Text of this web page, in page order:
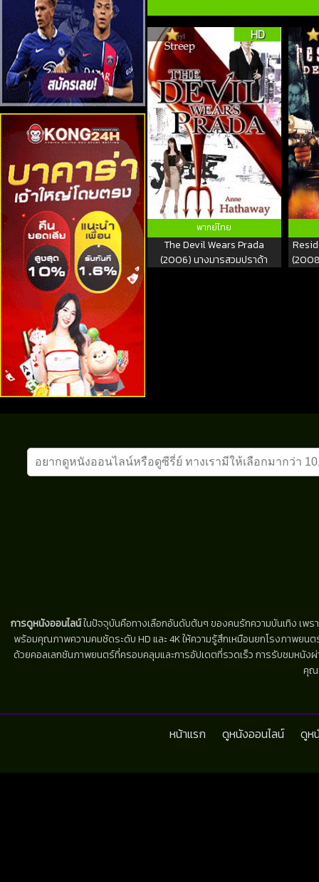
HD
พากย์ไทย
The Devil Wears Prada
(2006) นางมารสวมปราด้า
การดูหนังออนไลน์ในปัจจุบันคือทางเลือกอันดับต้นๆ ของคนรักความบันเทิง เพร
พร้อมคุณภาพความคมชัดระดับ HD และ 4K ให้ความรู้สึกเหมือนยกโรงภาพยน
ด้วยคอลเลกชันภาพยนตร์ที่ครอบคลุมและการอัปเดตที่รวดเร็ว การรับชมหนัง
คุณ
หน้าแรก ดูหนังออนไลน์ ดูห